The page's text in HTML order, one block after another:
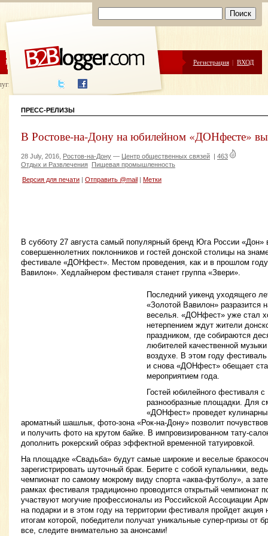
ЦЕНЫ ПОМОЩЬ Регистрация | ВХОД
написания
ПРЕСС-РЕЛИЗЫ
В Ростове-на-Дону на юбилейном «ДОНфесте»
28 July, 2016, Ростов-на-Дону — Центр общественных связей | 463
Отдых и Развлечения Пищевая промышленность
Версия для печати Отправить @mail Метки
В субботу 27 августа самый популярный бренд Юга России «Дон»
совершеннолетних поклонников и гостей донской столицы на
фестивале «ДОНфест». Местом проведения, как и в прошлом
Вавилон». Хедлайнером фестиваля станет группа «Звери».
Последний уикенд уходящего
«Золотой Вавилон» разразится
веселья. «ДОНфест» уже стал
нетерпением ждут жители
праздником, где собираются
любителей качественной
воздухе. В этом году
и снова «ДОНфест» обещает
мероприятием года.
Гостей юбилейного фестиваля
разнообразные площадки. Для
«ДОНфест» проведет
ароматный шашлык, фото-зона «Рок-на-Дону» позволит
и получить фото на крутом байке. В импровизированном тату-
дополнить рокерский образ эффектной временной татуировкой.
На площадке «Свадьба» будут самые широкие и веселые
зарегистрировать шуточный брак. Берите с собой купальники,
чемпионат по самому мокрому виду спорта «аква-футболу», а
рамках фестиваля традиционно проводится открытый чемпионат
участвуют могучие профессионалы из Российской Ассоциации
на подарки и в этом году на территории фестиваля пройдет акция
итогам которой, победители получат уникальные супер-призы от
все, следите внимательно за анонсами!